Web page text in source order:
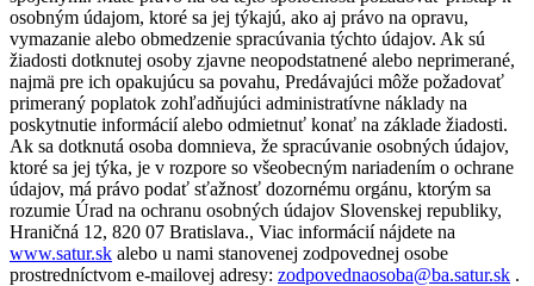
osobným údajom, ktoré sa jej týkajú, ako aj právo na opravu,
vymazanie alebo obmedzenie spracúvania týchto údajov. Ak sú
žiadosti dotknutej osoby zjavne neopodstatnené alebo neprimerané,
najmä pre ich opakujúcu sa povahu, Predávajúci môže požadovať
primeraný poplatok zohľadňujúci administratívne náklady na
poskytnutie informácií alebo odmietnuť konať na základe žiadosti.
Ak sa dotknutá osoba domnieva, že spracúvanie osobných údajov,
ktoré sa jej týka, je v rozpore so všeobecným nariadením o ochrane
údajov, má právo podať sťažnosť dozornému orgánu, ktorým sa
rozumie Úrad na ochranu osobných údajov Slovenskej republiky,
Hraničná 12, 820 07 Bratislava., Viac informácií nájdete na
www.satur.sk alebo u nami stanovenej zodpovednej osobe
prostredníctvom e-mailovej adresy: zodpovednaosoba@ba.satur.sk .